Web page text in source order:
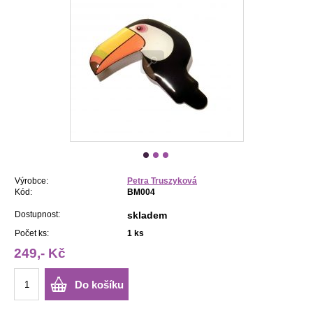
Výrobce:
Petra Truszyková
Kód:
BM004
Dostupnost: skladem
Počet ks: 1 ks
249,- Kč
Do košíku